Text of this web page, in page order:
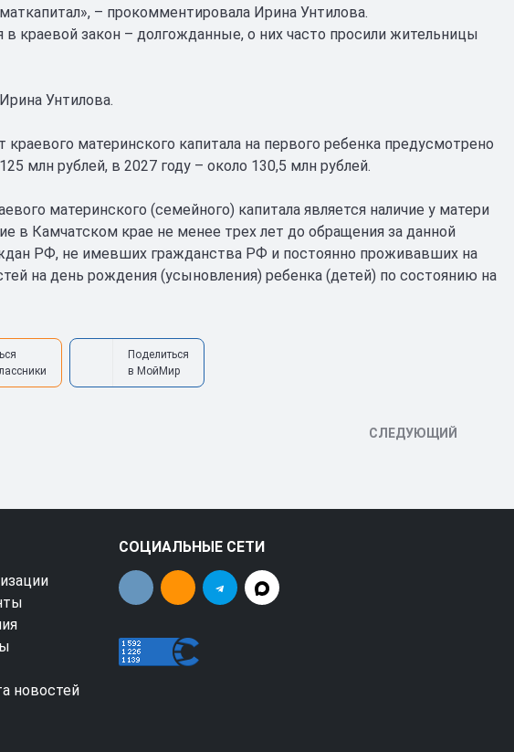
– прокомментировала Ирина Унтилова.
краевой закон – долгожданные, о них часто просили жительницы
Унтилова.
материнского капитала на первого ребенка предусмотрено
млн рублей, в 2027 году – около 130,5 млн рублей.
материнского (семейного) капитала является наличие у матери
в Камчатском крае не менее трех лет до обращения за данной
РФ, не имевших гражданства РФ и постоянно проживавших на
на день рождения (усыновления) ребенка (детей) по состоянию на
Поделиться
в МойМир
СЛЕДУЮЩИЙ
новостей
СОЦИАЛЬНЫЕ СЕТИ